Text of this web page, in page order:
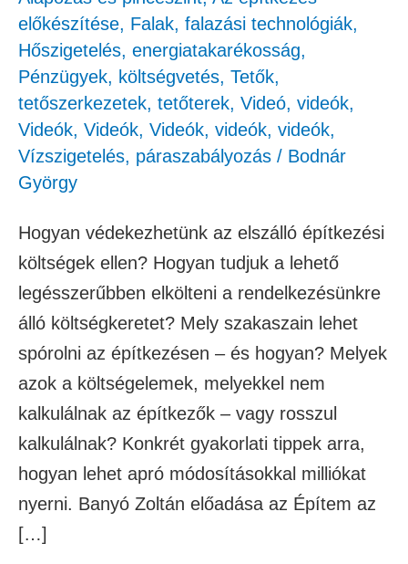
előkészítése, Falak, falazási technológiák,
Hőszigetelés, energiatakarékosság,
Pénzügyek, költségvetés, Tetők,
tetőszerkezetek, tetőterek, Videó, videók,
Videók, Videók, Videók, videók, videók,
Vízszigetelés, páraszabályozás / Bodnár
György
Hogyan védekezhetünk az elszálló építkezési
költségek ellen? Hogyan tudjuk a lehető
legésszerűbben elkölteni a rendelkezésünkre
álló költségkeretet? Mely szakaszain lehet
spórolni az építkezésen – és hogyan? Melyek
azok a költségelemek, melyekkel nem
kalkulálnak az építkezők – vagy rosszul
kalkulálnak? Konkrét gyakorlati tippek arra,
hogyan lehet apró módosításokkal milliókat
nyerni. Banyó Zoltán előadása az Építem az
[…]